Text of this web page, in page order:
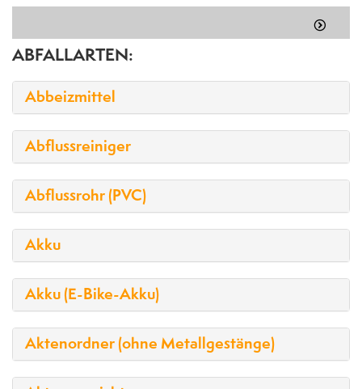
ABFALLARTEN:
Abbeizmittel
Abflussreiniger
Abflussrohr (PVC)
Akku
Akku (E-Bike-Akku)
Aktenordner (ohne Metallgestänge)